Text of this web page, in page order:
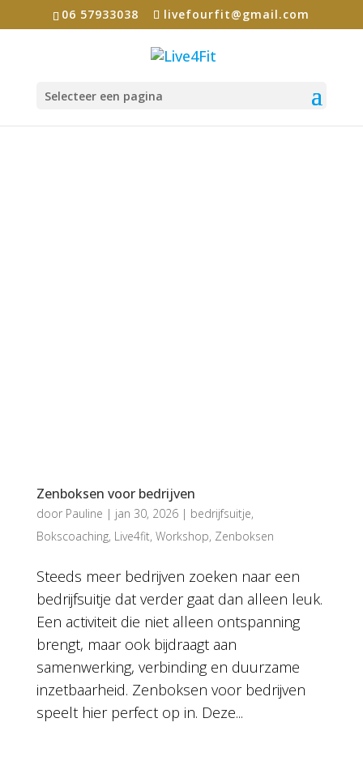
06 57933038 livefourfit@gmail.com
Selecteer een pagina
Zenboksen voor bedrijven
door Pauline | jan 30, 2026| bedrijfsuitje,
Bokscoaching, Live4fit, Workshop, Zenboksen
Steeds meer bedrijven zoeken naar een
bedrijfsuitje dat verder gaat dan alleen leuk.
Een activiteit die niet alleen ontspanning
brengt, maar ook bijdraagt aan
samenwerking, verbinding en duurzame
inzetbaarheid. Zenboksen voor bedrijven
speelt hier perfect op in. Deze...